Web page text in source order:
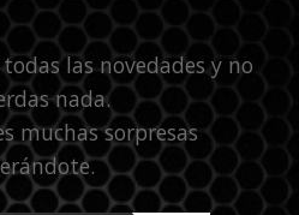
las novedades y no
nada.
muchas sorpresas